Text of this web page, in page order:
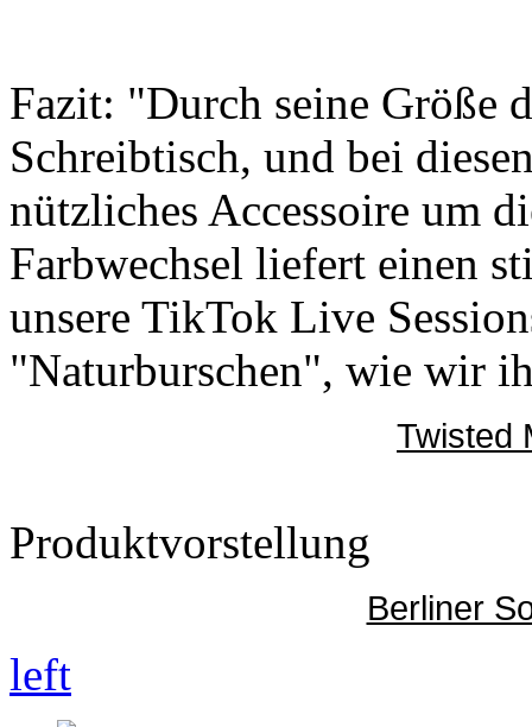
Fazit: "Durch seine Größe
Schreibtisch, und bei
nützliches Accessoire um
Farbwechsel liefert einen
unsere TikTok Live
"Naturburschen", wie wir
Twisted
Produktvorstellung
Berliner
left